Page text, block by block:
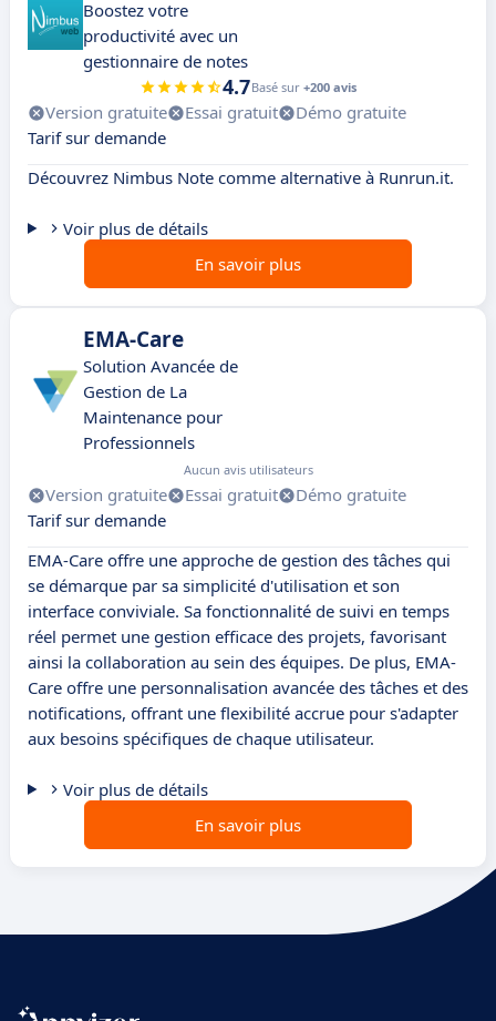
Boostez votre
productivité avec un
gestionnaire de notes
4.7Basé sur +200 avis
Version gratuite Essai gratuit
Démo gratuite
Tarif sur demande
Découvrez Nimbus Note comme alternative à Runrun.it.
Voir plus de détails
En savoir plus
EMA-Care
Solution Avancée de
Gestion de La
Maintenance pour
Professionnels
Aucun avis utilisateurs
Version gratuite Essai gratuit
Démo gratuite
Tarif sur demande
EMA-Care offre une approche de gestion des tâches qui
se démarque par sa simplicité d'utilisation et son
interface conviviale. Sa fonctionnalité de suivi en temps
réel permet une gestion efficace des projets, favorisant
ainsi la collaboration au sein des équipes. De plus, EMA-
Care offre une personnalisation avancée des tâches et des
notifications, offrant une flexibilité accrue pour s'adapter
aux besoins spécifiques de chaque utilisateur.
Voir plus de détails
En savoir plus